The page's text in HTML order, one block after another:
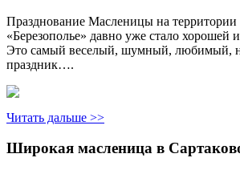
Празднование Масленицы на территории
«Березополье» давно уже стало хорошей
Это самый веселый, шумный, любимый,
праздник….
Читать дальше >>
Широкая масленица в